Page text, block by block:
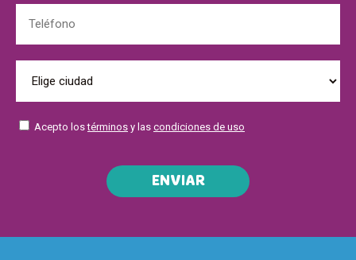
Acepto lostérminos y las condiciones de uso
ENVIAR